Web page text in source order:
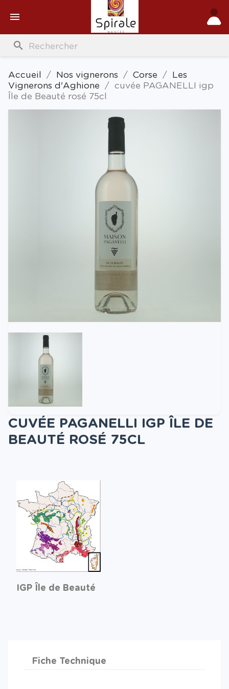

search
Accueil Nos vignerons Corse
Les
Vignerons d'Aghione
cuvée PAGANELLI igp
Île de Beauté rosé 75cl
CUVÉE PAGANELLI IGP ÎLE DE
BEAUTÉ ROSÉ 75CL
IGP Île de Beauté
Fiche Technique